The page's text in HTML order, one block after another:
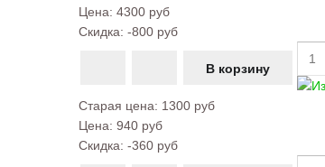
Цена: 4300 руб
Скидка: -800 руб
Старая цена: 1300 руб
Цена: 940 руб
Скидка: -360 руб